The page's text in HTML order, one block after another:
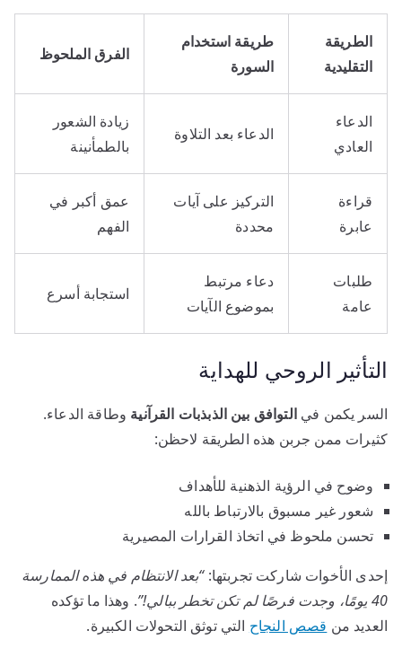
الطريقة
التقليدية
طريقة استخدام
السورة
الفرق الملحوظ
الدعاء
العادي
الدعاء بعد التلاوة
زيادة الشعور
بالطمأنينة
قراءة
عابرة
التركيز على آيات
محددة
عمق أكبر في
الفهم
طلبات
عامة
دعاء مرتبط
بموضوع الآيات
استجابة أسرع
التأثير الروحي للهداية
السر يكمن فيالتوافق بين الذبذبات القرآنية وطاقة الدعاء.
كثيرات ممن جربن هذه الطريقة لاحظن:
وضوح في الرؤية الذهنية للأهداف
شعور غير مسبوق بالارتباط بالله
تحسن ملحوظ في اتخاذ القرارات المصيرية
إحدى الأخوات شاركت تجربتها:“بعد الانتظام في هذه الممارسة
40 يومًا، وجدت فرصًا لم تكن تخطر ببالي!”
. وهذا ما تؤكده
العديد من قصص النجاح التي توثق التحولات الكبيرة.